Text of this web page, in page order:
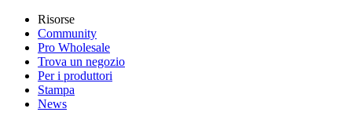
Risorse
Community
Pro Wholesale
Trova un negozio
Per i produttori
Stampa
News